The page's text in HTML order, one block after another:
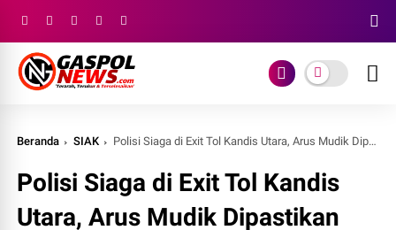
Beranda SIAK Polisi Siaga di Exit Tol Kandis Utara, Arus Mudik Dipastikan Aman dan Lancar
Polisi Siaga di Exit Tol Kandis
Utara, Arus Mudik Dipastikan